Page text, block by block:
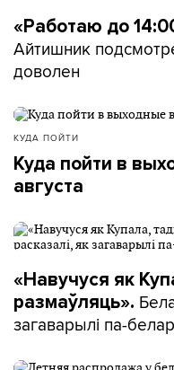
«Работаю до
Айтишник
доволен
КУДА ПОЙТИ
Куда пойти в
августа
«Навучуся як
размаўляць».
загаварылі па-